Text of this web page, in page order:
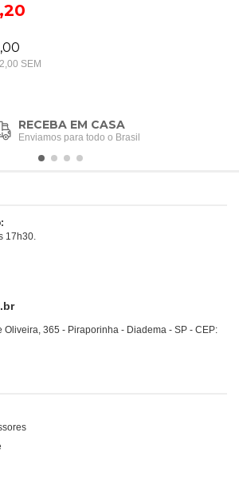
SEM
RECEBA EM CASA
Enviamos para todo o Brasil
17h30.
Oliveira, 365 - Piraporinha - Diadema - SP - CEP: